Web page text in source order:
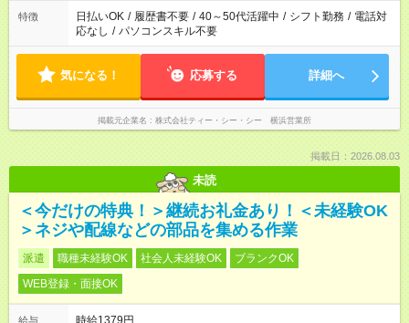
特徴 日払いOK / 履歴書不要 / 40～50代活躍中 / シフト勤務 / 電話対
応なし / パソコンスキル不要
気になる！ 応募する 詳細へ
掲載元企業名 株式会社ティー・シー・シー 横浜営業所
掲載日：2026.08.03
未読
＜今だけの特典！＞継続お礼金あり！＜未経験OK
＞ネジや配線などの部品を集める作業
派遣 職種未経験OK 社会人未経験OK
ブランクOK
WEB登録・面接OK
給与
時給1379円